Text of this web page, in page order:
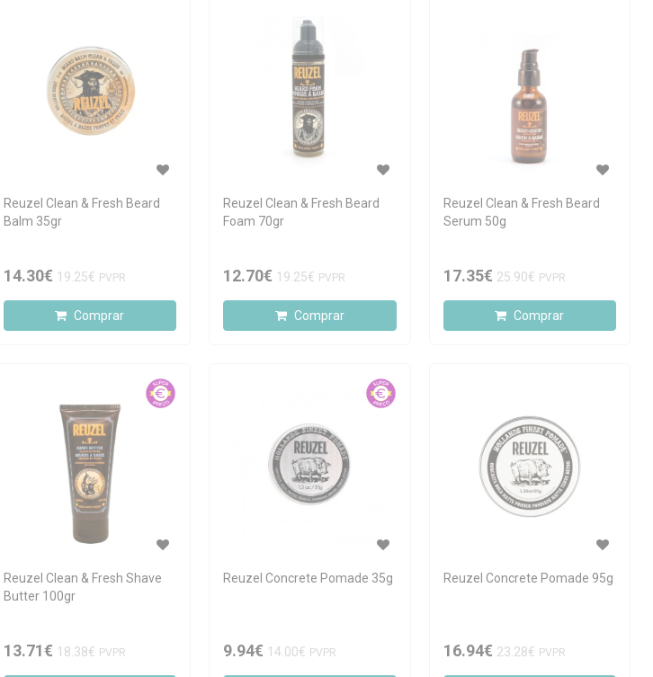
Reuzel Clean & Fresh Beard
Balm 35gr
14.30€ 19.25€ PVPR
Comprar
Reuzel Clean & Fresh Beard
Foam 70gr
12.70€ 19.25€ PVPR
Comprar
Reuzel Clean & Fresh Beard
Serum 50g
17.35€ 25.90€ PVPR
Comprar
Reuzel Clean & Fresh Shave
Butter 100gr
13.71€ 18.38€ PVPR
Reuzel Concrete Pomade 35g
9.94€ 14.00€ PVPR
Reuzel Concrete Pomade 95g
16.94€ 23.28€ PVPR